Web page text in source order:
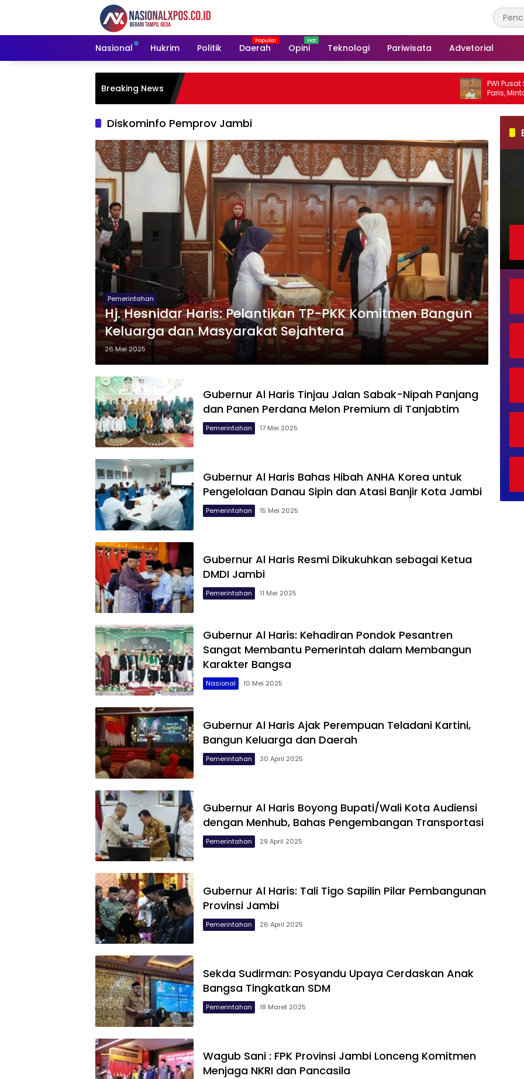
Nasional
Hukrim Politik Daerah Opini Teknologi Pariwisata Advetorial
Breaking News
PWI Pusat
Paris, Minta
Diskominfo Pemprov Jambi
Pemerintahan
Hj. Hesnidar Haris: Pelantikan TP-PKK Komitmen Bangun
Keluarga dan Masyarakat Sejahtera
26 Mei 2025
Gubernur Al Haris Tinjau Jalan Sabak-Nipah Panjang
dan Panen Perdana Melon Premium di Tanjabtim
Pemerintahan 17 Mei 2025
Gubernur Al Haris Bahas Hibah ANHA Korea untuk
Pengelolaan Danau Sipin dan Atasi Banjir Kota Jambi
Pemerintahan 15 Mei 2025
Gubernur Al Haris Resmi Dikukuhkan sebagai Ketua
DMDI Jambi
Pemerintahan 11 Mei 2025
Gubernur Al Haris: Kehadiran Pondok Pesantren
Sangat Membantu Pemerintah dalam Membangun
Karakter Bangsa
Nasional 10 Mei 2025
Gubernur Al Haris Ajak Perempuan Teladani Kartini,
Bangun Keluarga dan Daerah
Pemerintahan 30 April 2025
Gubernur Al Haris Boyong Bupati/Wali Kota Audiensi
dengan Menhub, Bahas Pengembangan Transportasi
Pemerintahan 29 April 2025
Gubernur Al Haris: Tali Tigo Sapilin Pilar Pembangunan
Provinsi Jambi
Pemerintahan 26 April 2025
Sekda Sudirman: Posyandu Upaya Cerdaskan Anak
Bangsa Tingkatkan SDM
Pemerintahan 18 Maret 2025
Wagub Sani : FPK Provinsi Jambi Lonceng Komitmen
Menjaga NKRI dan Pancasila